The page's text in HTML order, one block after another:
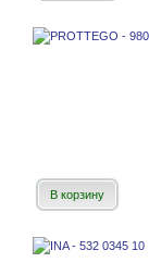
В корзину